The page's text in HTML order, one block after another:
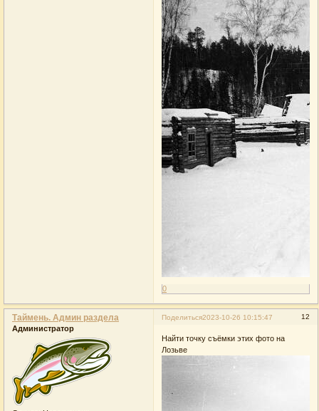
0
Поделиться 12
2023-10-26 10:15:47
Таймень. Админ раздела
Администратор
Найти точку съёмки этих фото на
Лозьве